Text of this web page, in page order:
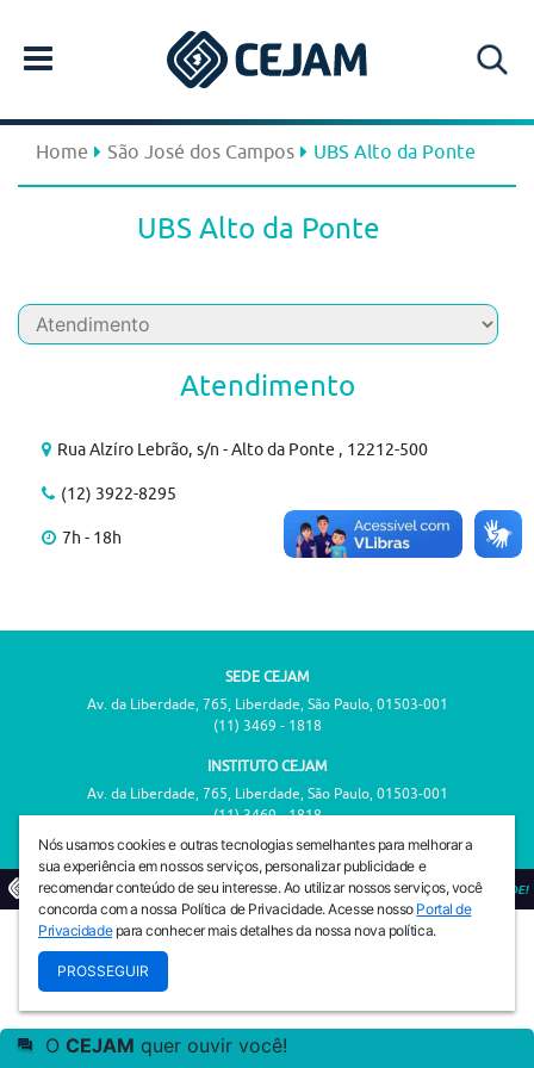
Home São José dos Campos UBS Alto da Ponte
UBS Alto da Ponte
Atendimento
Rua Alzíro Lebrão, s/n - Alto da Ponte , 12212-500
(12) 3922-8295
7h - 18h
SEDE CEJAM
Av. da Liberdade, 765, Liberdade, São Paulo, 01503-001
(11) 3469 - 1818
INSTITUTO CEJAM
Av. da Liberdade, 765, Liberdade, São Paulo, 01503-001
(11) 3469 - 1818
© 2026 PREVENIR É VIVER COM QUALIDADE!
Nós usamos cookies e outras tecnologias semelhantes para melhorar a
sua experiência em nossos serviços, personalizar publicidade e
recomendar conteúdo de seu interesse. Ao utilizar nossos serviços, você
concorda com a nossa Política de Privacidade. Acesse nosso Portal de
Privacidadepara conhecer mais detalhes da nossa nova política.
PROSSEGUIR
O CEJAM quer ouvir você!